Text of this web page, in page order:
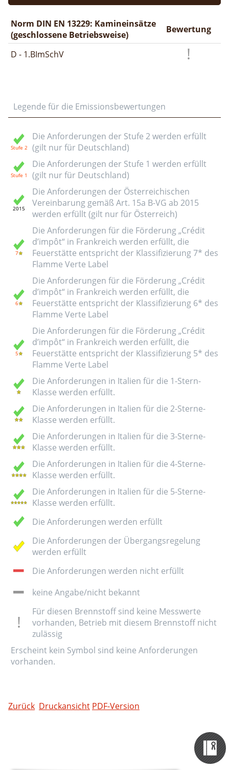
Norm DIN EN 13229: Kamineinsätze
(geschlossene Betriebsweise)
Bewertung
D - 1.BImSchV
Legende für die Emissionsbewertungen
Die Anforderungen der Stufe 2 werden erfüllt
(gilt nur für Deutschland)
Die Anforderungen der Stufe 1 werden erfüllt
(gilt nur für Deutschland)
Die Anforderungen der Österreichischen
Vereinbarung gemäß Art. 15a B-VG ab 2015
werden erfüllt (gilt nur für Österreich)
Die Anforderungen für die Förderung „Crédit
d’impôt“ in Frankreich werden erfüllt, die
Feuerstätte entspricht der Klassifizierung 7* des
Flamme Verte Label
Die Anforderungen für die Förderung „Crédit
d’impôt“ in Frankreich werden erfüllt, die
Feuerstätte entspricht der Klassifizierung 6* des
Flamme Verte Label
Die Anforderungen für die Förderung „Crédit
d’impôt“ in Frankreich werden erfüllt, die
Feuerstätte entspricht der Klassifizierung 5* des
Flamme Verte Label
Die Anforderungen in Italien für die 1-Stern-
Klasse werden erfüllt.
Die Anforderungen in Italien für die 2-Sterne-
Klasse werden erfüllt.
Die Anforderungen in Italien für die 3-Sterne-
Klasse werden erfüllt.
Die Anforderungen in Italien für die 4-Sterne-
Klasse werden erfüllt.
Die Anforderungen in Italien für die 5-Sterne-
Klasse werden erfüllt.
Die Anforderungen werden erfüllt
Die Anforderungen der Übergangsregelung
werden erfüllt
Die Anforderungen werden nicht erfüllt
keine Angabe/nicht bekannt
Für diesen Brennstoff sind keine Messwerte
vorhanden, Betrieb mit diesem Brennstoff nicht
zulässig
Erscheint kein Symbol sind keine Anforderungen
vorhanden.
Zurück Druckansicht PDF-Version